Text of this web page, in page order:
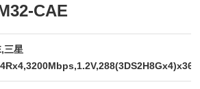
CAE
三星